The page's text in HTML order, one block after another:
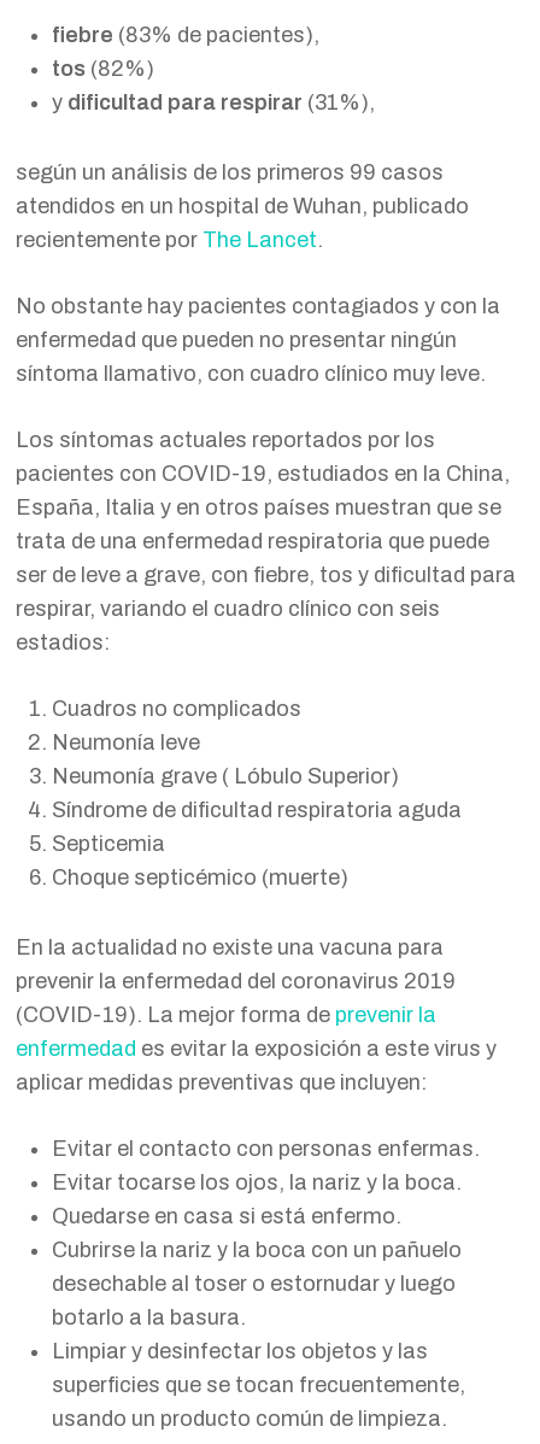
fiebre (83% de pacientes),
tos (82%)
y dificultad para respirar (31%),
según un análisis de los primeros 99 casos
atendidos en un hospital de Wuhan, publicado
recientemente por The Lancet.
No obstante hay pacientes contagiados y con la
enfermedad que pueden no presentar ningún
síntoma llamativo, con cuadro clínico muy leve.
Los síntomas actuales reportados por los
pacientes con COVID-19, estudiados en la China,
España, Italia y en otros países muestran que se
trata de una enfermedad respiratoria que puede
ser de leve a grave, con fiebre, tos y dificultad para
respirar, variando el cuadro clínico con seis
estadios:
Cuadros no complicados
Neumonía leve
Neumonía grave ( Lóbulo Superior)
Síndrome de dificultad respiratoria aguda
Septicemia
Choque septicémico (muerte)
En la actualidad no existe una vacuna para
prevenir la enfermedad del coronavirus 2019
(COVID-19). La mejor forma de prevenir la
enfermedad es evitar la exposición a este virus y
aplicar medidas preventivas que incluyen:
Evitar el contacto con personas enfermas.
Evitar tocarse los ojos, la nariz y la boca.
Quedarse en casa si está enfermo.
Cubrirse la nariz y la boca con un pañuelo
desechable al toser o estornudar y luego
botarlo a la basura.
Limpiar y desinfectar los objetos y las
superficies que se tocan frecuentemente,
usando un producto común de limpieza.